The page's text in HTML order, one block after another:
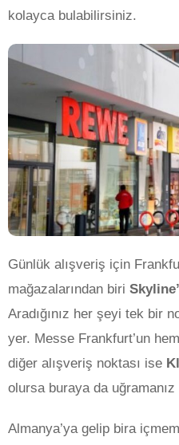
kolayca bulabilirsiniz.
Günlük alışveriş için
mağazalarından biri Skyline’
Aradığınız her şeyi tek bir
yer. Messe Frankfurt’un
diğer alışveriş noktası ise
olursa buraya da
Almanya’ya gelip bira